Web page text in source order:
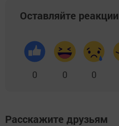
Оставляйте реакции
0 0 0
Расскажите друзьям